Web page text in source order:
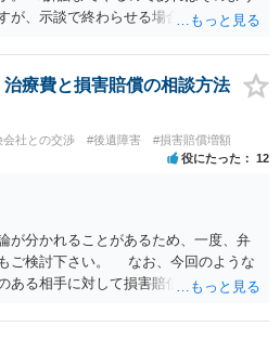
が、示談で終わらせる場合には、そこ
が返ってくるイメージなので頼むのも
基準でもそうかもしれませんし、交
としている法律事務所も多いように思
士さんを検討してみるとよいかもしれ
多くなっているので、法律事務所に問
す。
療費と損害賠償の相談方法
会社との交渉 #後遺障害 #損害賠償増額
役にたった 12
が分かれることがあるため、一度、弁
ご検討下さい。 なお、今回のような
ある相手に対して損害賠償請求する際
の任意保険等を確認してみて下さい。